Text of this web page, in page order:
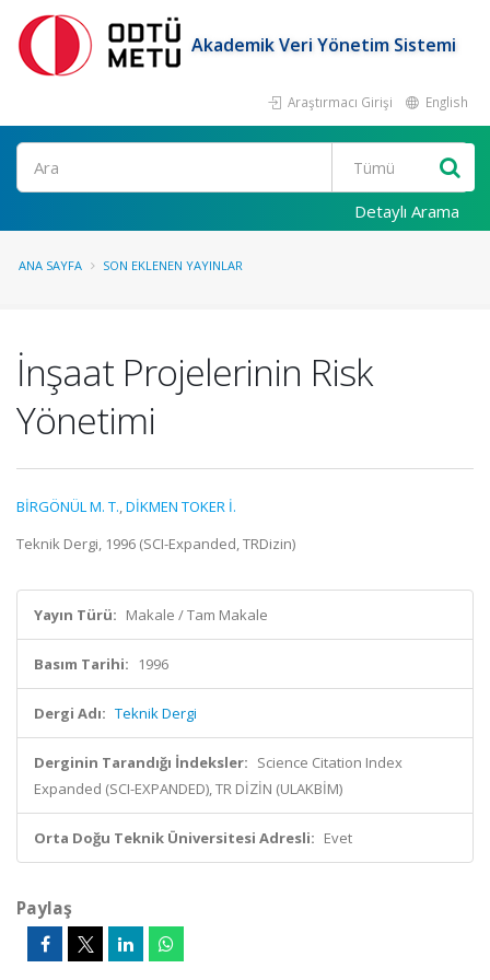
Akademik Veri Yönetim Sistemi
Araştırmacı Girişi English
Ara
Detaylı Arama
ANA SAYFA SON EKLENEN YAYINLAR
İnşaat Projelerinin Risk
Yönetimi
BİRGÖNÜL M. T.,DİKMEN TOKER İ.
Teknik Dergi, 1996 (SCI-Expanded, TRDizin)
Yayın Türü: Makale / Tam Makale
Basım Tarihi: 1996
Dergi Adı: Teknik Dergi
Derginin Tarandığı İndeksler: Science Citation Index
Expanded (SCI-EXPANDED), TR DİZİN (ULAKBİM)
Orta Doğu Teknik Üniversitesi Adresli: Evet
Paylaş